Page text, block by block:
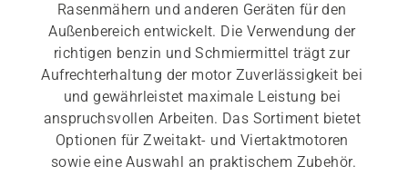
Rasenmähern und anderen Geräten für den
Außenbereich entwickelt. Die Verwendung der
richtigen benzin und Schmiermittel trägt zur
Aufrechterhaltung der motor Zuverlässigkeit bei
und gewährleistet maximale Leistung bei
anspruchsvollen Arbeiten. Das Sortiment bietet
Optionen für Zweitakt- und Viertaktmotoren
sowie eine Auswahl an praktischem Zubehör.